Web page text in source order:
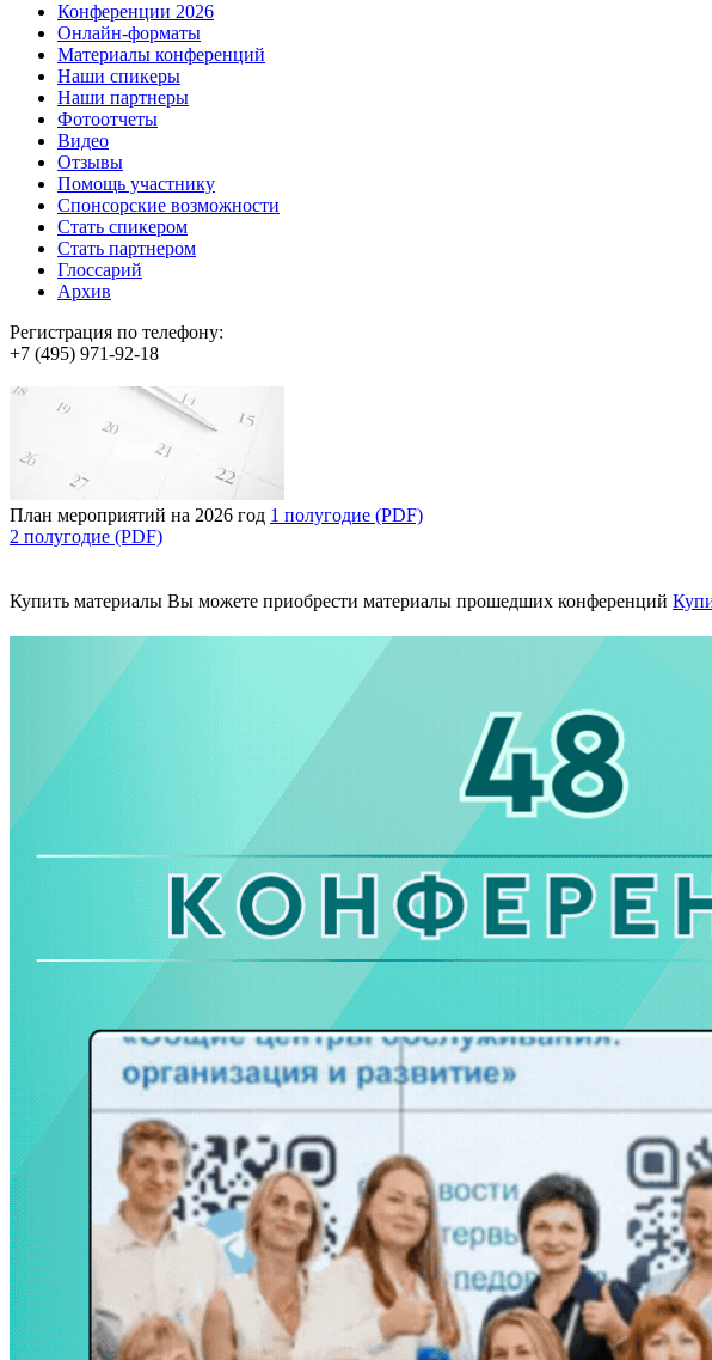
Конференции 2026
Онлайн-форматы
Материалы конференций
Наши спикеры
Наши партнеры
Фотоотчеты
Видео
Отзывы
Помощь участнику
Спонсорские возможности
Стать спикером
Стать партнером
Глоссарий
Архив
Регистрация по телефону:
+7 (495) 971-92-18
План мероприятий на 2026 год 1 полугодие (PDF)
2 полугодие (PDF)
Купить материалы Вы можете приобрести материалы прошедших конференций